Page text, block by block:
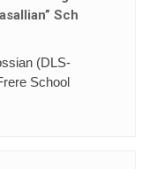
fr/
2026-08/hymne...